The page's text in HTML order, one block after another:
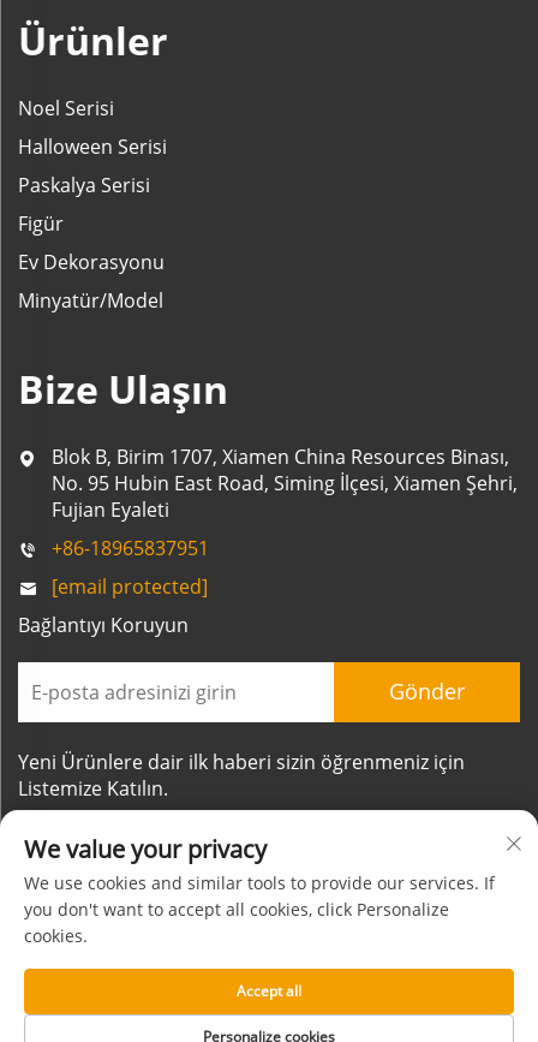
Ürünler
Noel Serisi
Halloween Serisi
Paskalya Serisi
Figür
Ev Dekorasyonu
Minyatür/Model
Bize Ulaşın
Blok B, Birim 1707, Xiamen China Resources Binası,
No. 95 Hubin East Road, Siming İlçesi, Xiamen Şehri,
Fujian Eyaleti
+86-18965837951
[email protected]
Bağlantıyı Koruyun
Gönder
Yeni Ürünlere dair ilk haberi sizin öğrenmeniz için
Listemize Katılın.
Telif Hakkı © Xiamen Mornsun Industrial Co., Ltd. Tüm
Hakları Saklıdır
Hakkında İletişim Gizlilik Politikası BLOG
We value your privacy
We use cookies and similar tools to provide our services. If
you don't want to accept all cookies, click Personalize
cookies.
Personalize cookies
Accept all